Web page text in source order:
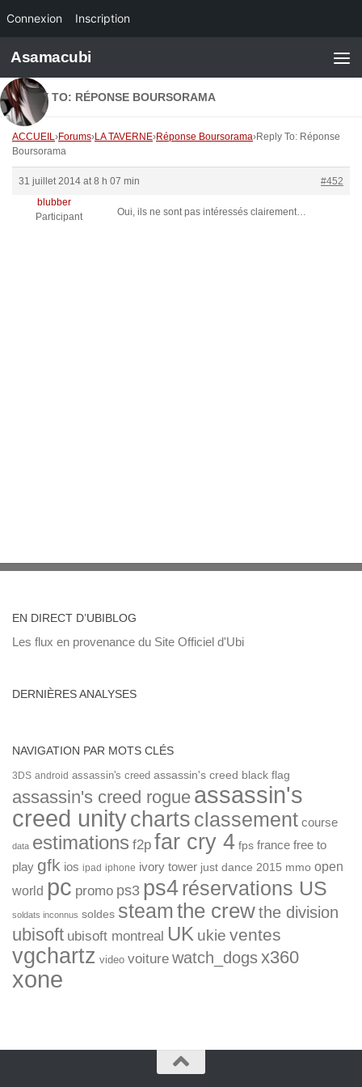
Connexion Inscription
Skip to content
Asamacubi
REPLY TO: RÉPONSE BOURSORAMA
ACCUEIL›Forums›LA TAVERNE›Réponse Boursorama›Reply To: Réponse
Boursorama
31 juillet 2014 at 8 h 07 min
#452
blubber
Participant
Oui, ils ne sont pas intéressés clairement…
EN DIRECT D’UBIBLOG
Les flux en provenance du Site Officiel d'Ubi
DERNIÈRES ANALYSES
NAVIGATION PAR MOTS CLÉS
3DS android assassin's creed assassin's creed black flag
assassin's creed rogue assassin's
creed unitycharts classement course
data estimations f2p far cry 4 fps france free to
play gfk ios ipad iphone ivory tower just dance 2015 mmo open
world pc promo ps3 ps4réservations US
soldats inconnus soldes steamthe crewthe division
ubisoft ubisoft montreal UK ukie ventes
vgchartz video voiture watch_dogsx360
xone